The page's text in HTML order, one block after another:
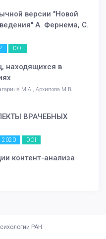
версии "Новой
А. Фернема, С.
DOI
находящихся в
М.А., Архипова М.В.
ВРАЧЕБНЫХ
2020 DOI
контент-анализа
РАН